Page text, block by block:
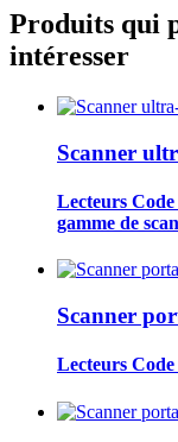
Produits qui
intéresser
Scanner
Lecteurs
gamme de
Scanner
Lecteurs